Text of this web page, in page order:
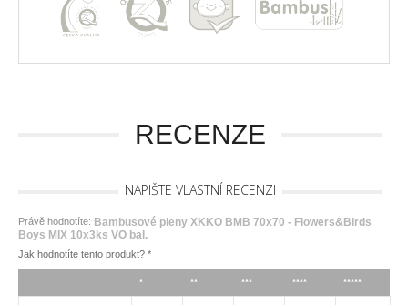
RECENZE
NAPIŠTE VLASTNÍ RECENZI
Právě hodnotíte: Bambusové pleny XKKO BMB 70x70 - Flowers&Birds
Boys MIX 10x3ks VO bal.
Jak hodnotíte tento produkt? *
* ** *** **** *****